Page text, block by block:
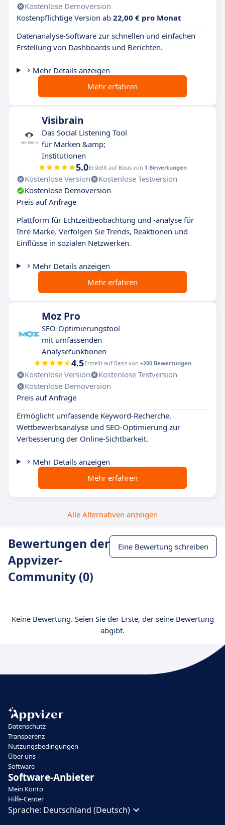
Kostenlose Demoversion
Kostenpflichtige Version ab 22,00 € pro Monat
Datenanalyse-Software zur schnellen und einfachen
Erstellung von Dashboards und Berichten.
Mehr Details anzeigen
Mehr erfahren
Visibrain
Das Social Listening Tool
für Marken &amp;
Institutionen
5.0Erstellt auf Basis von 1 Bewertungen
Kostenlose Version
Kostenlose Testversion
Kostenlose Demoversion
Preis auf Anfrage
Plattform für Echtzeitbeobachtung und -analyse für
Ihre Marke. Verfolgen Sie Trends, Reaktionen und
Einflüsse in sozialen Netzwerken.
Mehr Details anzeigen
Mehr erfahren
Moz Pro
SEO-Optimierungstool
mit umfassenden
Analysefunktionen
4.5Erstellt auf Basis von +200 Bewertungen
Kostenlose Version
Kostenlose Testversion
Kostenlose Demoversion
Preis auf Anfrage
Ermöglicht umfassende Keyword-Recherche,
Wettbewerbsanalyse und SEO-Optimierung zur
Verbesserung der Online-Sichtbarkeit.
Mehr Details anzeigen
Mehr erfahren
Alle Alternativen anzeigen
Bewertungen der
Appvizer-
Community (0)
Eine Bewertung schreiben
Keine Bewertung. Seien Sie der Erste, der seine Bewertung
abgibt.
Datenschutz
Transparenz
Nutzungsbedingungen
Über uns
Software
Software-Anbieter
Mein Konto
Hilfe-Center
Sprache: Deutschland (Deutsch)